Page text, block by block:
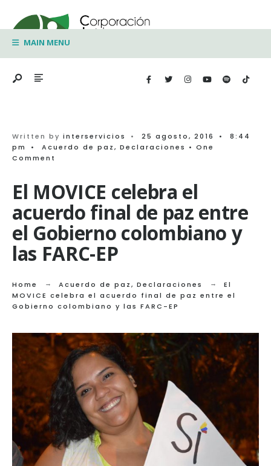
to
contentMAIN MENU
Written by interservicios • 25 agosto, 2016 •
8:44
pm
• Acuerdo de paz, Declaraciones • One
Comment
El MOVICE celebra el
acuerdo final de paz entre
el Gobierno colombiano y
las FARC-EP
Home Acuerdo de paz, Declaraciones
El
MOVICE celebra el acuerdo final de paz entre el
Gobierno colombiano y las FARC-EP
for: